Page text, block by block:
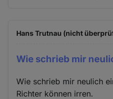
Hans Trutnau (nicht
Wie schrieb mir
Wie schrieb mir neulich
Richter können irren.